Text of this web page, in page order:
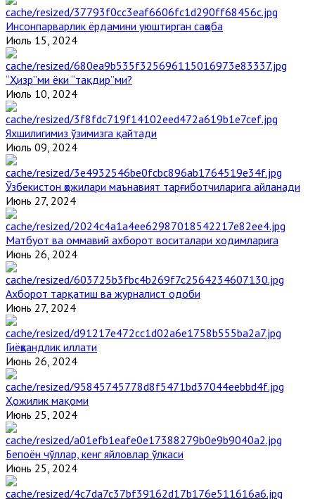
Инсонпарварлик ёрдамини уюштирган саҳоба
Июль 15, 2024
“Ҳизр”ми ёки “тақдир”ми?
Июль 10, 2024
Яхшилигимиз ўзимизга қайтади
Июль 09, 2024
Ўзбекистон ҳожилари маънавият тарғиботчиларига айланади
Июнь 27, 2024
Матбуот ва оммавий ахборот воситалари ходимларига
Июнь 26, 2024
Ахборот тарқатиш ва журналист одоби
Июнь 27, 2024
Гиёҳвандлик иллати
Июнь 26, 2024
Ҳожилик мақоми
Июнь 25, 2024
Бепоён чўллар, кенг яйловлар ўлкаси
Июнь 25, 2024